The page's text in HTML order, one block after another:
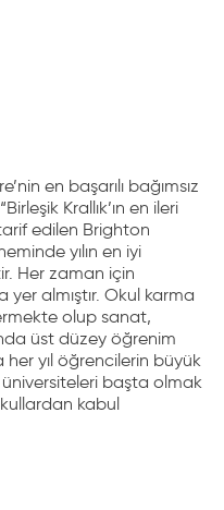
en başarılı bağımsız
Krallık’ın en ileri
edilen Brighton
yılın en iyi
Her zaman için
yer almıştır. Okul karma
olup sanat,
üst düzey öğrenim
her yıl öğrencilerin büyük
başta olmak
kabul